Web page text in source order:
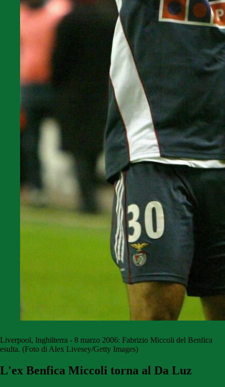
Liverpool, Inghilterra - 8 marzo 2006: Fabrizio Miccoli del Benfica
esulta. (Foto di Alex Livesey/Getty Images)
L'ex Benfica Miccoli torna al Da Luz